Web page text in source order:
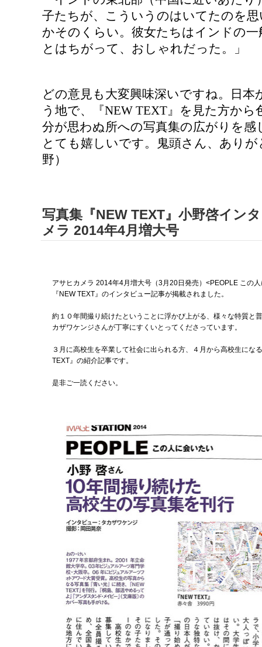
子たちが、こういうのはいてたのを
かそのくらい。彼女たちはインドの
とはちがって、おしゃれだった。」
どの意見も大変興味深いですね。日
う地で、『NEW TEXT』を見た方か
分が思わぬ所への写真集の広がりを
とても嬉しいです。鬼頭さん、あり
野）
写真集『NEW TEXT』小野啓イン
メラ 2014年4月増大号
アサヒカメラ 2014年4月増大号（3月20日発売）<PEOPLE この
『NEW TEXT』のインタビュー記事が掲載されました。
約１０年間撮り続けたということに浮かび上がる、様々な特質と
カザワケンジさんが丁寧にすくいとってくださっています。
３月に高校生を卒業して社会に出られる方、４月から高校生にな
TEXT』の紹介記事です。
是非ご一読ください。